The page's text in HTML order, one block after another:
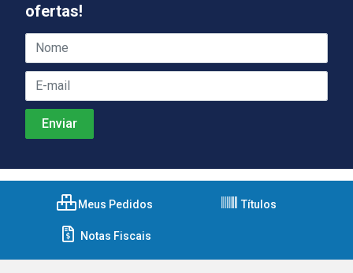
ofertas!
Meus Pedidos Títulos
Notas Fiscais